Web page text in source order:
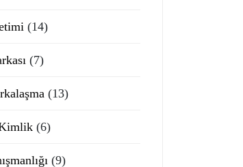
(14)
(7)
(13)
(6)
(9)